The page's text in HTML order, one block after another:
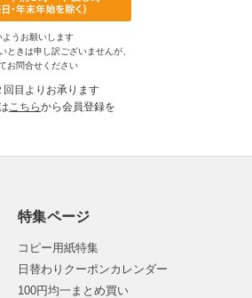
ようお願いします
ときは申し訳ございませんが、
お問合せください
目よりお承ります
こちらから会員登録を
特集ページ
コピー用紙特集
日替わりクーポンカレンダー
100円均一まとめ買い